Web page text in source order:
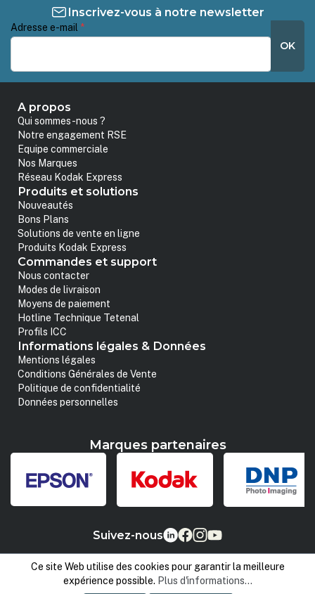
Inscrivez-vous à notre newsletter
Adresse e-mail *
OK
A propos
Qui sommes-nous ?
Notre engagement RSE
Equipe commerciale
Nos Marques
Réseau Kodak Express
Produits et solutions
Nouveautés
Bons Plans
Solutions de vente en ligne
Produits Kodak Express
Commandes et support
Nous contacter
Modes de livraison
Moyens de paiement
Hotline Technique Tetenal
Profils ICC
Informations légales & Données
Mentions légales
Conditions Générales de Vente
Politique de confidentialité
Données personnelles
Marques partenaires
Suivez-nous
Ce site Web utilise des cookies pour garantir la meilleure
expérience possible. Plus d'informations...